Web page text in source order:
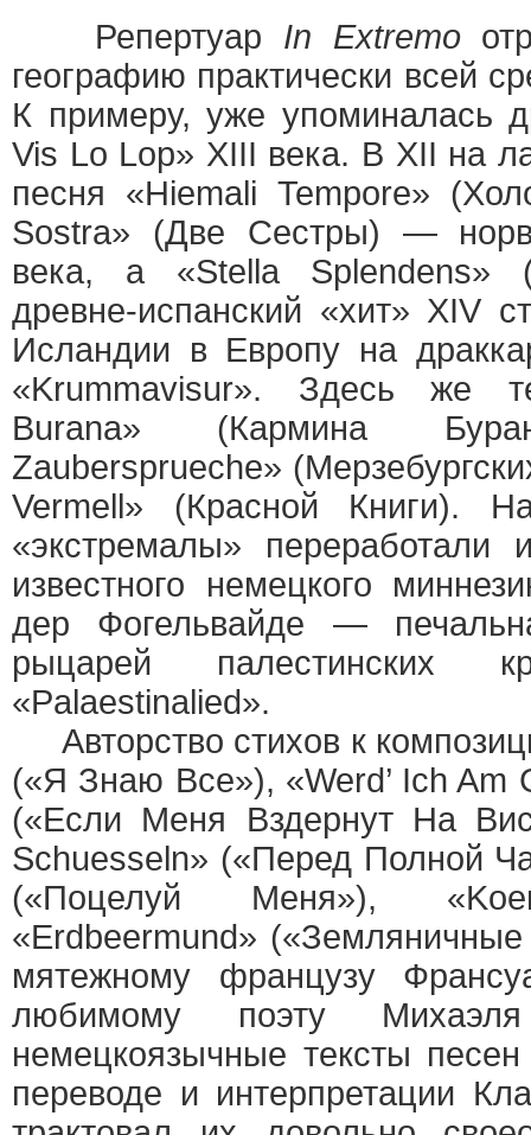
Репертуар In Extremo
географию практически всей
К примеру, уже упоминалась
Vis Lo Lop» XIII века. В XII на
песня «Hiemali Tempore»
Sostra» (Две Сестры) —
века, а «Stella Splendens»
древне-испанский «хит» XIV
Исландии в Европу на
«Krummavisur». Здесь же
Burana» (Кармина
Zaubersprueche»
Vermell» (Красной Книги).
«экстремалы»
известного немецкого
дер Фогельвайде —
рыцарей палестинских
«Palaestinalied».
Авторство стихов к
(«Я Знаю Все»), «Werd’ Ich Am
(«Если Меня Вздернут На
Schuesseln» («Перед Полной
(«Поцелуй Меня»),
«Erdbeermund»
мятежному французу
любимому поэту
немецкоязычные тексты песен
переводе и интерпретации